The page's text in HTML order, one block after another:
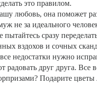
это правилом.
любовь, она поможет
не за идеального
сразу
вздохов и сочных
недостатки нужно
радовать друг друга.
Подарите